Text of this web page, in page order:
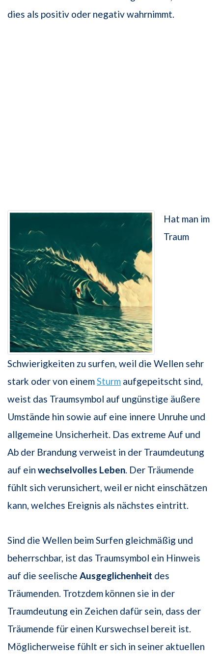
dies als positiv oder negativ wahrnimmt.
Hat man im
Traum
Schwierigkeiten zu surfen, weil die Wellen sehr
stark oder von einemSturm aufgepeitscht sind,
weist das Traumsymbol auf ungünstige äußere
Umstände hin sowie auf eine innere Unruhe und
allgemeine Unsicherheit. Das extreme Auf und
Ab der Brandung verweist in der Traumdeutung
auf ein wechselvolles Leben . Der Träumende
fühlt sich verunsichert, weil er nicht einschätzen
kann, welches Ereignis als nächstes eintritt.
Sind die Wellen beim Surfen gleichmäßig und
beherrschbar, ist das Traumsymbol ein Hinweis
auf die seelische Ausgeglichenheit des
Träumenden. Trotzdem können sie in der
Traumdeutung ein Zeichen dafür sein, dass der
Träumende für einen Kurswechsel bereit ist.
Möglicherweise fühlt er sich in seiner aktuellen